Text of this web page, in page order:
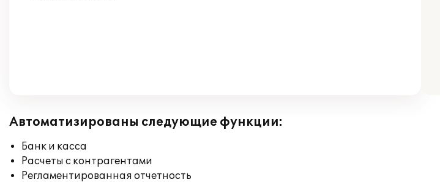
Автоматизированы следующие функции:
Банк и касса
Расчеты с контрагентами
Регламентированная отчетность